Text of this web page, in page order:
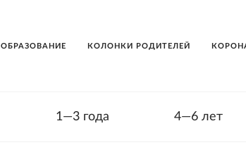
ОБРАЗОВАНИЕ КОЛОНКИ РОДИТЕЛЕЙ
1—3 года 4—6 лет